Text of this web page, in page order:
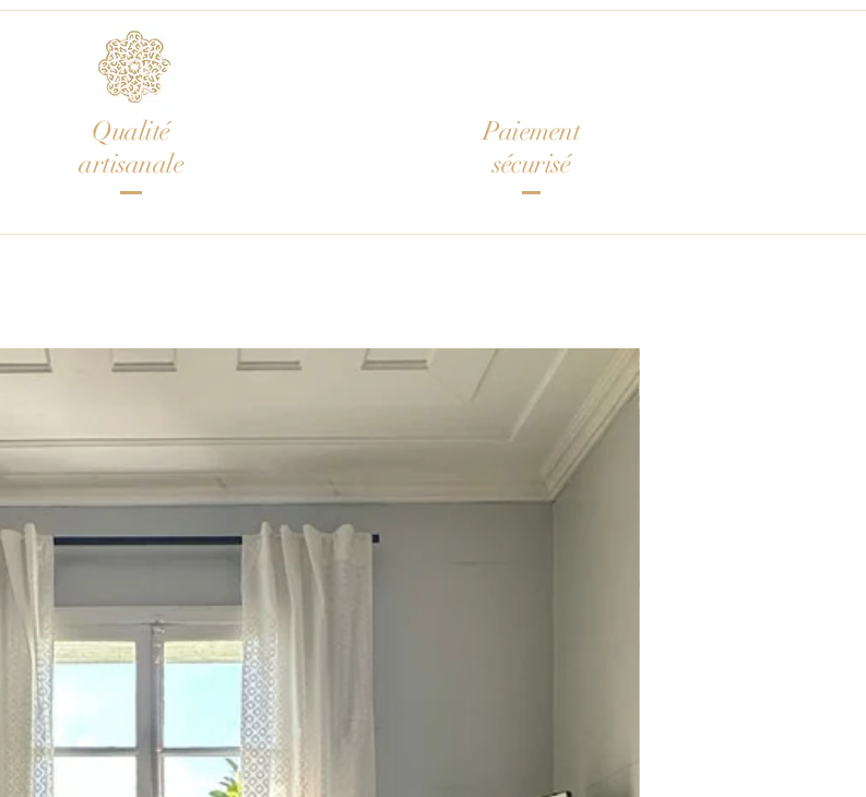
Qualité
artisanale
Paiement
sécurisé